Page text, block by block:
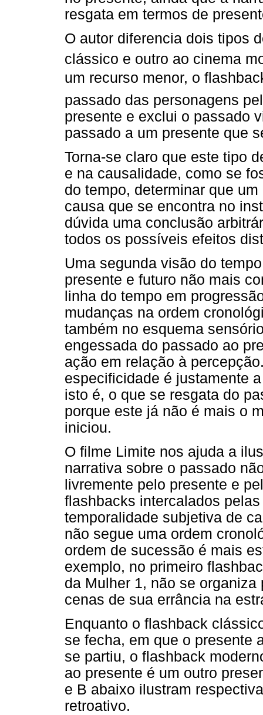
resgata em termos de
O autor diferencia dois tipos
clássico e outro ao cinema
um recurso menor, o
passado das personagens
presente e exclui o passado
passado a um presente que
Torna-se claro que este tipo
e na causalidade, como se
do tempo, determinar que
causa que se encontra no
dúvida uma conclusão
todos os possíveis efeitos
Uma segunda visão do
presente e futuro não mais
linha do tempo em
mudanças na ordem
também no esquema
engessada do passado ao
ação em relação à
especificidade é justamente
isto é, o que se resgata do
porque este já não é mais o
iniciou.
O filme Limite nos ajuda a
narrativa sobre o passado
livremente pelo presente e
flashbacks intercalados
temporalidade subjetiva de
não segue uma ordem
ordem de sucessão é mais
exemplo, no primeiro
da Mulher 1, não se
cenas de sua errância na
Enquanto o flashback
se fecha, em que o presente
se partiu, o flashback
ao presente é um outro
e B abaixo ilustram
retroativo.